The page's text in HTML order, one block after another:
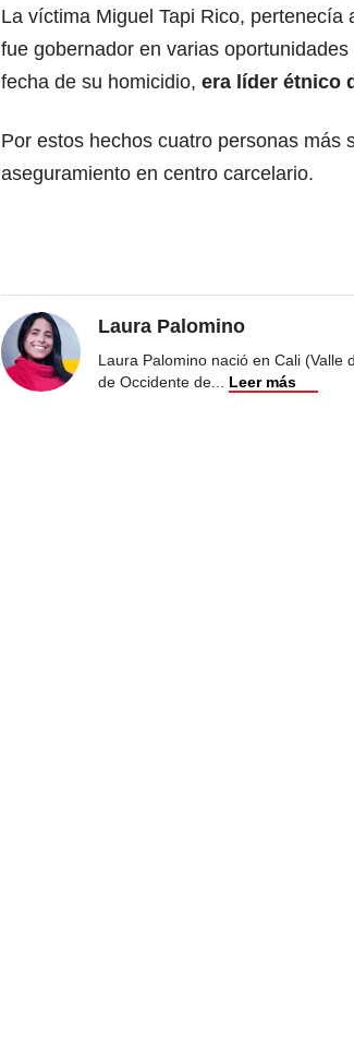
La víctima Miguel Tapi Rico,
fue gobernador en varias
fecha de su homicidio, era líder étnico
Por estos hechos cuatro personas más
aseguramiento en centro carcelario.
Laura Palomino
Laura Palomino nació en Cali (Valle
de Occidente de... Leer más